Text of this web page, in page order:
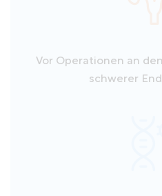
Vor Operationen an
schwerer